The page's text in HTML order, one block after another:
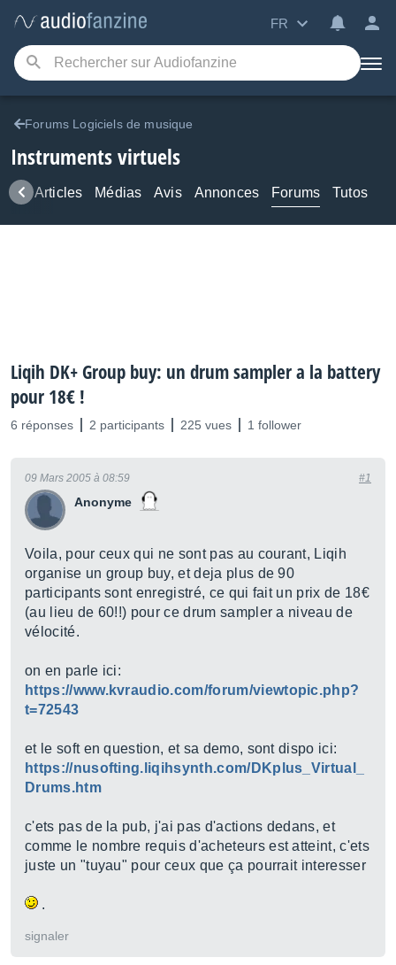
FR
Forums Logiciels de musique
Instruments virtuels
Articles Médias Avis Annonces Forums Tutos
Liqih DK+ Group buy: un drum sampler a la battery
pour 18€ !
6 réponses 2 participants 225 vues 1 follower
Anonyme
09 Mars 2005 à 08:59 #1
Voila, pour ceux qui ne sont pas au courant, Liqih
organise un group buy, et deja plus de 90
participants sont enregistré, ce qui fait un prix de 18€
(au lieu de 60!!) pour ce drum sampler a niveau de
vélocité.
on en parle ici:
https://www.kvraudio.com/forum/viewtopic.php?
t=72543
et le soft en question, et sa demo, sont dispo ici:
https://nusofting.liqihsynth.com/DKplus_Virtual_
Drums.htm
c'ets pas de la pub, j'ai pas d'actions dedans, et
comme le nombre requis d'acheteurs est atteint, c'ets
juste un "tuyau" pour ceux que ça pourrait interesser
.
signaler